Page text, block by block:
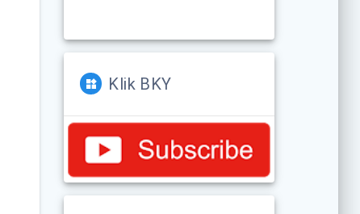
Klik BKY